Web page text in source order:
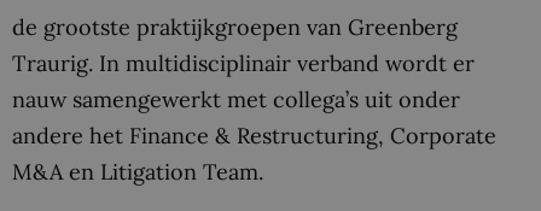
de grootste praktijkgroepen van Greenberg
Traurig. In multidisciplinair verband wordt er
nauw samengewerkt met collega’s uit onder
andere het Finance & Restructuring, Corporate
M&A en Litigation Team.